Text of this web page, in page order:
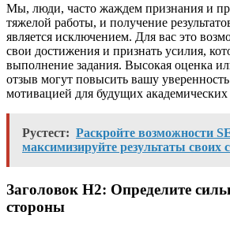
Мы, люди, часто жаждем признания и
тяжелой работы, и получение
является исключением. Для вас это
свои достижения и признать усилия,
выполнение задания. Высокая оценка
отзыв могут повысить вашу
мотивацией для будущих
Рустест: Раскройте возможности
максимизируйте результаты своих
Заголовок H2: Определите
стороны